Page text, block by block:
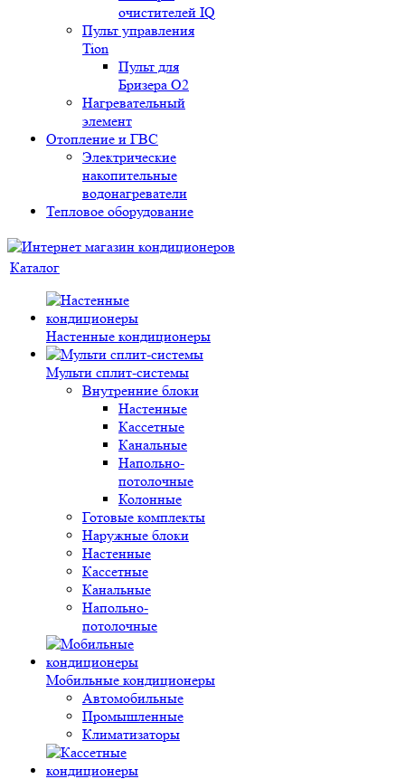
очистителей IQ
Пульт управления
Tion
Пульт для
Бризера O2
Нагревательный
элемент
Отопление и ГВС
Электрические
накопительные
водонагреватели
Тепловое оборудование
Каталог
Настенные кондиционеры
Мульти сплит-системы
Внутренние блоки
Настенные
Кассетные
Канальные
Напольно-
потолочные
Колонные
Готовые комплекты
Наружные блоки
Настенные
Кассетные
Канальные
Напольно-
потолочные
Мобильные кондиционеры
Автомобильные
Промышленные
Климатизаторы